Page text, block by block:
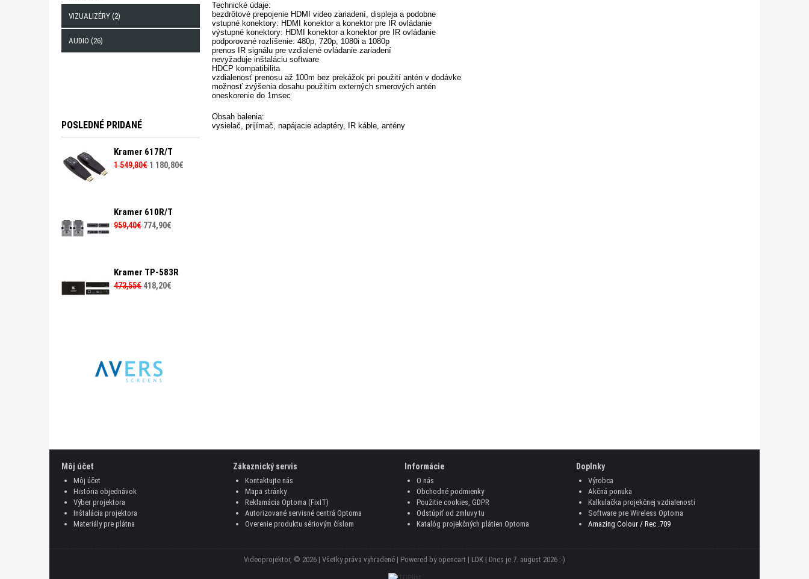
VIZUALIZÉRY (2)
AUDIO (26)
POSLEDNÉ PRIDANÉ
Kramer 617R/T
1 549,80€ 1 180,80€
Kramer 610R/T
959,40€ 774,90€
Kramer TP-583R
473,55€ 418,20€
Technické údaje:
bezdrôtové prepojenie HDMI video zariadení, displeja a podobne
vstupné konektory: HDMI konektor a konektor pre IR ovládanie
výstupné konektory: HDMI konektor a konektor pre IR ovládanie
podporované rozlíšenie: 480p, 720p, 1080i a 1080p
prenos IR signálu pre vzdialené ovládanie zariadení
nevyžaduje inštaláciu software
HDCP kompatibilita
vzdialenosť prenosu až 100m bez prekážok pri použití antén v dodávke
možnosť zvýšenia dosahu použitím externých smerových antén
oneskorenie do 1msec
Obsah balenia:
vysielač, prijímač, napájacie adaptéry, IR káble, antény
Môj účet
Môj účet
História objednávok
Výber projektora
Inštalácia projektora
Materiály pre plátna
Zákaznický servis
Kontaktujte nás
Mapa stránky
Reklamácia Optoma (FixIT)
Autorizované servisné centrá Optoma
Overenie produktu sériovým číslom
Informácie
O nás
Obchodné podmienky
Použitie cookies, GDPR
Odstúpiť od zmluvy tu
Katalóg projekčných plátien Optoma
Doplnky
Výrobca
Akčná ponuka
Kalkulačka projekčnej vzdialenosti
Software pre Wireless Optoma
Amazing Colour / Rec .709
Videoprojektor, © 2026 | Všetky práva vyhradené | Powered by opencart | LDK | Dnes je 7. august 2026 :-)